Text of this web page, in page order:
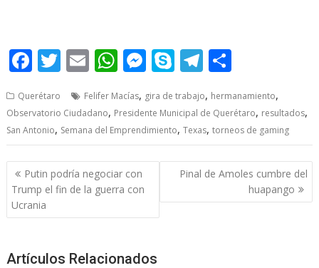
F
e
b
o
o
k
T
itt
er
E
ai
l
W
at
s
A
p
p
M
ss
e
n
er
S
y
p
e
T
e
gr
a
m
ar
e
Querétaro Felifer Macías, gira de trabajo, hermanamiento,
Observatorio Ciudadano, Presidente Municipal de Querétaro, resultados,
San Antonio, Semana del Emprendimiento,Texas,torneos de gaming
Post
navigation
Putin podría negociar con
Trump el fin de la guerra con
Ucrania
Pinal de Amoles cumbre del
huapango
Artículos Relacionados